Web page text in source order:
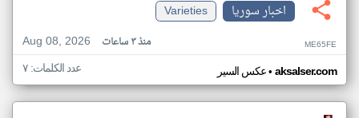
اخبار سوريا
Varieties
Aug 08, 2026
منذ ٣ ساعات ME65FE
عكس السير• aksalser.com عدد الكلمات: ٧